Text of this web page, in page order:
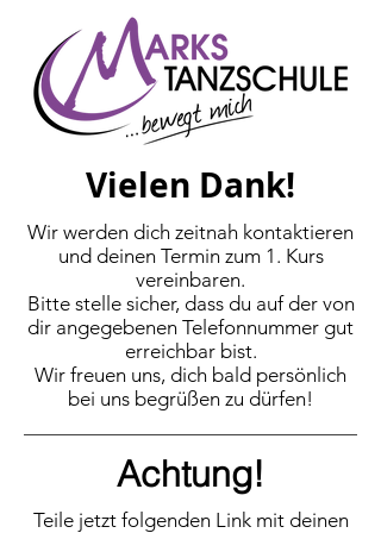
Vielen Dank!
Wir werden dich zeitnah kontaktieren
und deinen Termin zum 1. Kurs
vereinbaren.
Bitte stelle sicher, dass du auf der von
dir angegebenen Telefonnummer gut
erreichbar bist.
Wir freuen uns, dich bald persönlich
bei uns begrüßen zu dürfen!
Achtung!
Teile jetzt folgenden Link mit deinen